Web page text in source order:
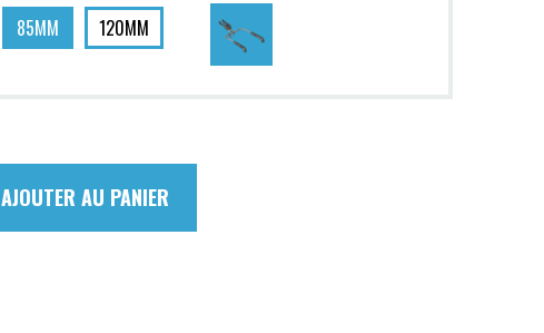
85MM 120MM
AJOUTER AU PANIER